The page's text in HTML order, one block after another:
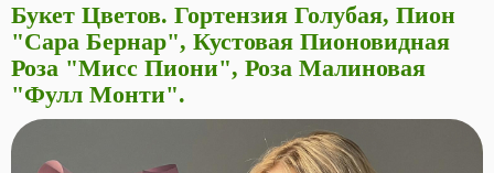
Букет Цветов. Гортензия Голубая, Пион
"Сара Бернар", Кустовая Пионовидная
Роза "Мисс Пиони", Роза Малиновая
"Фулл Монти".